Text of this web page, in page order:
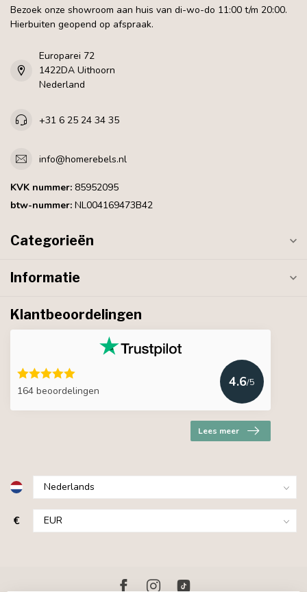
Bezoek onze showroom aan huis van di-wo-do 11:00 t/m 20:00.
Hierbuiten geopend op afspraak.
Europarei 72
1422DA Uithoorn
Nederland
+31 6 25 24 34 35
info@homerebels.nl
KVK nummer: 85952095
btw-nummer: NL004169473B42
Categorieën
Informatie
Klantbeoordelingen
164 beoordelingen
4.6/5
Lees meer
€